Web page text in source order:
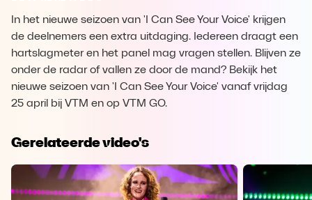
In het nieuwe seizoen van 'I Can See Your Voice' krijgen
de deelnemers een extra uitdaging. Iedereen draagt een
hartslagmeter en het panel mag vragen stellen. Blijven ze
onder de radar of vallen ze door de mand? Bekijk het
nieuwe seizoen van 'I Can See Your Voice' vanaf vrijdag
25 april bij VTM en op VTM GO.
Gerelateerde video's